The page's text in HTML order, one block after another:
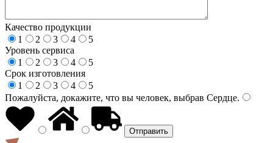
Качество продукции
1
2 3 4
5
Уровень сервиса
1
2 3 4
5
Срок изготовления
1
2 3 4
5
Пожалуйста, докажите, что вы человек, выбрав Сердце.